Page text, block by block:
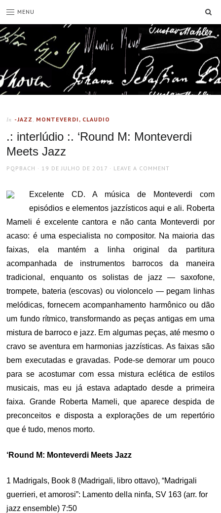
MENU
In -JAZZ , MONTEVERDI, CLAUDIO
.: interlúdio :. ‘Round M: Monteverdi
Meets Jazz
AUTHOR
PQPBACH
POSTED
19 DE JULHO DE 2017 LEAVE A COMMENT
Excelente CD. A música de Monteverdi com
episódios e elementos jazzísticos aqui e ali. Roberta
Mameli é excelente cantora e não canta Monteverdi por
acaso: é uma especialista no compositor. Na maioria das
faixas, ela mantém a linha original da partitura
acompanhada de instrumentos barrocos da maneira
tradicional, enquanto os solistas de jazz — saxofone,
trompete, bateria (escovas) ou violoncelo — pegam linhas
melódicas, fornecem acompanhamento harmônico ou dão
um fundo rítmico, transformando as peças antigas em uma
mistura de barroco e jazz. Em algumas peças, até mesmo o
cravo se aventura em harmonias jazzísticas. As faixas são
bem executadas e gravadas. Pode-se demorar um pouco
para se acostumar com essa mistura eclética de estilos
musicais, mas eu já estava adaptado desde a primeira
faixa. Grande Roberta Mameli, que aparece despida de
preconceitos e disposta a explorações de um repertório
que é tudo, menos morto.
‘Round M: Monteverdi Meets Jazz
1 Madrigals, Book 8 (Madrigali, libro ottavo), “Madrigali
guerrieri, et amorosi”: Lamento della ninfa, SV 163 (arr. for
jazz ensemble) 7:50